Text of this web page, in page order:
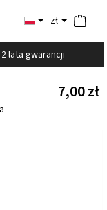
zł
lata gwarancji
7,00 zł